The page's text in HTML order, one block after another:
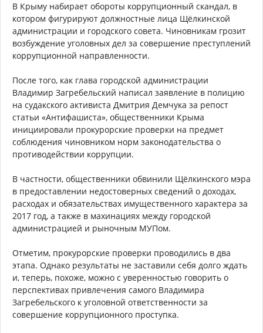
В Крыму набирает обороты коррупционный скандал, в
котором фигурируют должностные лица Щёлкинской
администрации и городского совета. Чиновникам грозит
возбуждение уголовных дел за совершение преступлений
коррупционной направленности.
После того, как глава городской администрации
Владимир Загребельский написал заявление в полицию
на судакского активиста Дмитрия Демчука за репост
статьи «Антифашиста», общественники Крыма
инициировали прокурорские проверки на предмет
соблюдения чиновником норм законодательства о
противодействии коррупции.
В частности, общественники обвинили Щёлкинского мэра
в предоставлении недостоверных сведений о доходах,
расходах и обязательствах имущественного характера за
2017 год, а также в махинациях между городской
администрацией и рыночным МУПом.
Отметим, прокурорские проверки проводились в два
этапа. Однако результаты не заставили себя долго ждать
и, теперь, похоже, можно с уверенностью говорить о
перспективах привлечения самого Владимира
Загребельского к уголовной ответственности за
совершение коррупционного проступка.